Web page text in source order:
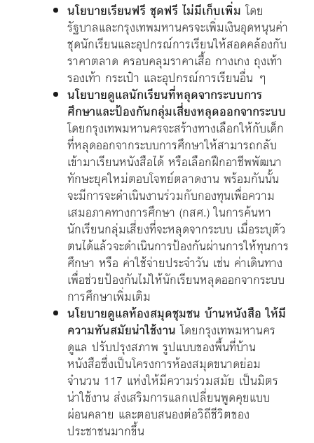
นโยบายเรียนฟรี ชุดฟรี ไม่มีเก็บเพิ่ม โดย
รัฐบาลและกรุงเทพมหานครจะเพิ่มเงินอุดหนุนค่า
ชุดนักเรียนและอุปกรณ์การเรียนให้สอดคล้องกับ
ราคาตลาด ครอบคลุมราคาเสื้อ กางเกง ถุงเท้า
รองเท้า กระเป๋า และอุปกรณ์การเรียนอื่น ๆ
นโยบายดูแลนักเรียนที่หลุดจากระบบการ
ศึกษาและป้องกันกลุ่มเสี่ยงหลุดออกจากระบบ
โดยกรุงเทพมหานครจะสร้างทางเลือกให้กับเด็ก
ที่หลุดออกจากระบบการศึกษาให้สามารถกลับ
เข้ามาเรียนหนังสือได้ หรือเลือกฝึกอาชีพพัฒนา
ทักษะยุคใหม่ตอบโจทย์ตลาดงาน พร้อมกันนั้น
จะมีการจะดำเนินงานร่วมกับกองทุนเพื่อความ
เสมอภาคทางการศึกษา (กสศ.) ในการค้นหา
นักเรียนกลุ่มเสี่ยงที่จะหลุดจากระบบ เมื่อระบุตัว
ตนได้แล้วจะดำเนินการป้องกันผ่านการให้ทุนการ
ศึกษา หรือ ค่าใช้จ่ายประจำวัน เช่น ค่าเดินทาง
เพื่อช่วยป้องกันไม่ให้นักเรียนหลุดออกจากระบบ
การศึกษาเพิ่มเติม
นโยบายดูแลห้องสมุดชุมชน บ้านหนังสือ ให้มี
ความทันสมัยน่าใช้งาน โดยกรุงเทพมหานคร
ดูแล ปรับปรุงสภาพ รูปแบบของพื้นที่บ้าน
หนังสือซึ่งเป็นโครงการห้องสมุดขนาดย่อม
จำนวน 117 แห่งให้มีความร่วมสมัย เป็นมิตร
น่าใช้งาน ส่งเสริมการแลกเปลี่ยนพูดคุยแบบ
ผ่อนคลาย และตอบสนองต่อวิถีชีวิตของ
ประชาชนมากขึ้น